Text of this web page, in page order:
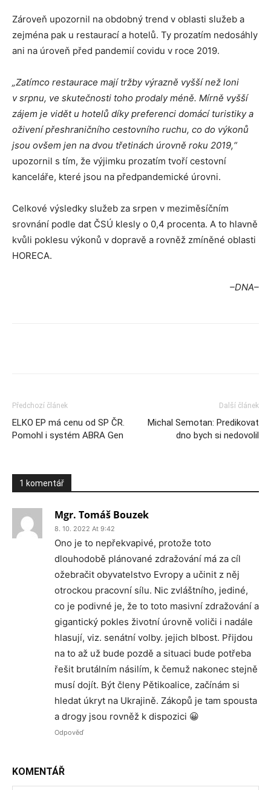
Zároveň upozornil na obdobný trend v oblasti služeb a
zejména pak u restaurací a hotelů. Ty prozatím nedosáhly
ani na úroveň před pandemií covidu v roce 2019.
„Zatímco restaurace mají tržby výrazně vyšší než loni
v srpnu, ve skutečnosti toho prodaly méně. Mírně vyšší
zájem je vidět u hotelů díky preferenci domácí turistiky a
oživení přeshraničního cestovního ruchu, co do výkonů
jsou ovšem jen na dvou třetinách úrovně roku 2019,“
upozornil s tím, že výjimku prozatím tvoří cestovní
kanceláře, které jsou na předpandemické úrovni.
Celkové výsledky služeb za srpen v meziměsíčním
srovnání podle dat ČSÚ klesly o 0,4 procenta. A to hlavně
kvůli poklesu výkonů v dopravě a rovněž zmíněné oblasti
HORECA.
–DNA–
Předchozí článek
ELKO EP má cenu od SP ČR.
Pomohl i systém ABRA Gen
Další článek
Michal Semotan: Predikovat
dno bych si nedovolil
1 komentář
Mgr. Tomáš Bouzek
8. 10. 2022 At 9:42
Ono je to nepřekvapivé, protože toto
dlouhodobě plánované zdražování má za cíl
ožebračit obyvatelstvo Evropy a učinit z něj
otrockou pracovní sílu. Nic zvláštního, jediné,
co je podivné je, že to toto masivní zdražování a
gigantický pokles životní úrovně voliči i nadále
hlasují, viz. senátní volby. jejich blbost. Přijdou
na to až už bude pozdě a situaci bude potřeba
řešit brutálním násilím, k čemuž nakonec stejně
musí dojít. Být členy Pětikoalice, začínám si
hledat úkryt na Ukrajině. Zákopů je tam spousta
a drogy jsou rovněž k dispozici 😀
Odpověď
KOMENTÁŘ